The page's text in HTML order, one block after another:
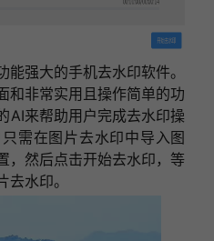
强大的手机去水印软件。
和非常实用且操作简单的功
AI来帮助用户完成去水印操
需在图片去水印中导入图
，然后点击开始去水印，等
水印。